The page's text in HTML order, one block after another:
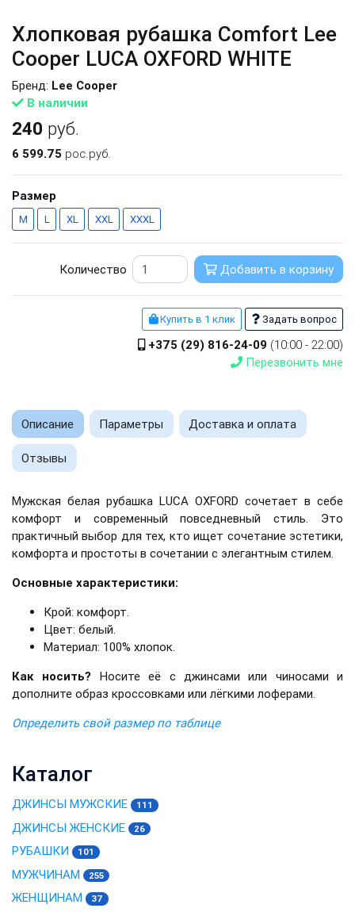
Хлопковая рубашка Comfort Lee
Cooper LUCA OXFORD WHITE
В наличии
Бренд: Lee Cooper
240 руб.
6 599.75 рос.руб.
Размер
M L XL XXL XXXL
Количество Добавить в корзину
Купить в 1 клик Задать вопрос
+375 (29) 816-24-09 (10:00 - 22:00)
Перезвонить мне
Описание Параметры Доставка и оплата
Отзывы
Мужская белая рубашка LUCA OXFORD сочетает в себе
комфорт и современный повседневный стиль. Это
практичный выбор для тех, кто ищет сочетание эстетики,
комфорта и простоты в сочетании с элегантным стилем.
Основные характеристики:
Крой: комфорт.
Цвет: белый.
Материал: 100% хлопок.
Как носить? Носите её с джинсами или чиносами и
дополните образ кроссовками или лёгкими лоферами.
Определить свой размер по таблице
Каталог
ДЖИНСЫ МУЖСКИЕ 111
ДЖИНСЫ ЖЕНСКИЕ 26
РУБАШКИ 101
МУЖЧИНАМ 255
ЖЕНЩИНАМ 37